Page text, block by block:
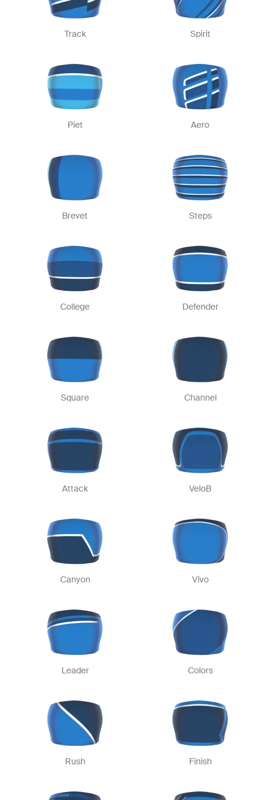
Track Spirit
Piet Aero
Brevet Steps
College Defender
Square Channel
Attack VeloB
Canyon Vivo
Leader Colors
Rush Finish